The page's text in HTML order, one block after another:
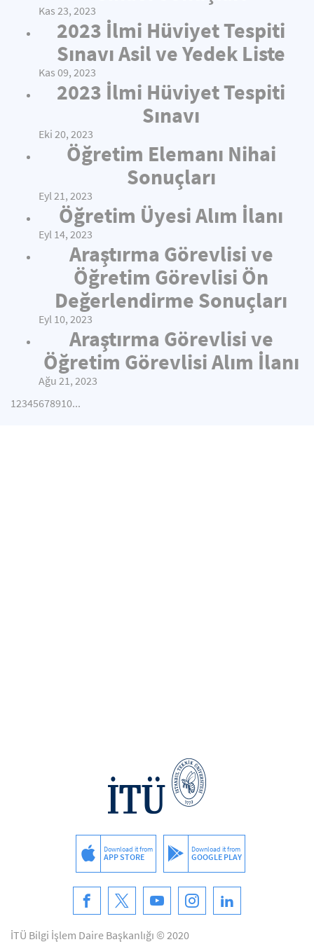
Kas 23, 2023
2023 İlmi Hüviyet Tespiti
Sınavı Asil ve Yedek Liste
Kas 09, 2023
2023 İlmi Hüviyet Tespiti
Sınavı
Eki 20, 2023
Öğretim Elemanı Nihai
Sonuçları
Eyl 21, 2023
Öğretim Üyesi Alım İlanı
Eyl 14, 2023
Araştırma Görevlisi ve
Öğretim Görevlisi Ön
Değerlendirme Sonuçları
Eyl 10, 2023
Araştırma Görevlisi ve
Öğretim Görevlisi Alım İlanı
Ağu 21, 2023
12345678910...
Download it from
APP STORE
Download it from
GOOGLE PLAY
İTÜ Bilgi İşlem Daire Başkanlığı © 2020